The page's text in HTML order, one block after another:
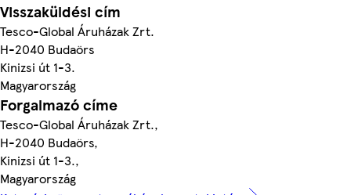
Visszaküldési cím
Tesco-Global Áruházak Zrt.
H-2040 Budaörs
Kinizsi út 1-3.
Magyarország
Forgalmazó címe
Tesco-Global Áruházak Zrt.,
H-2040 Budaörs,
Kinizsi út 1-3.,
Magyarország